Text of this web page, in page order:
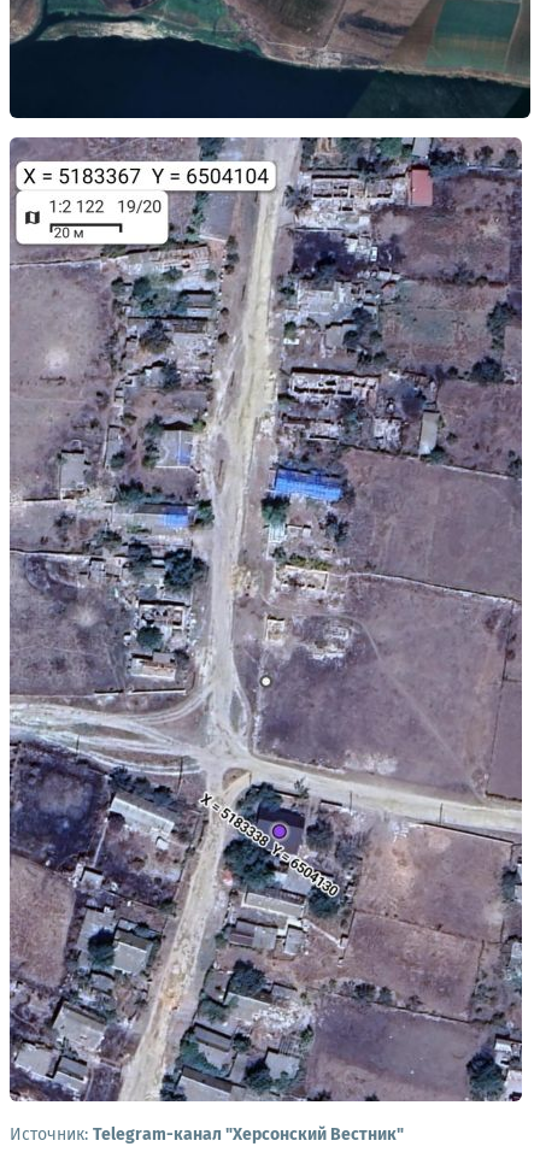
Источник: Telegram-канал "Херсонский Вестник"